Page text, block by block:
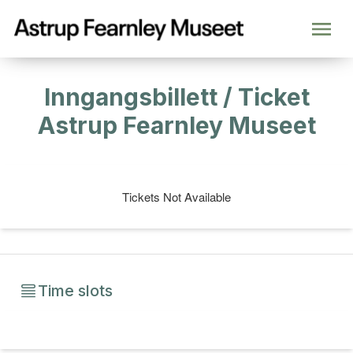
Inngangsbillett / Ticket
Astrup Fearnley Museet
Tickets Not Available
Time slots